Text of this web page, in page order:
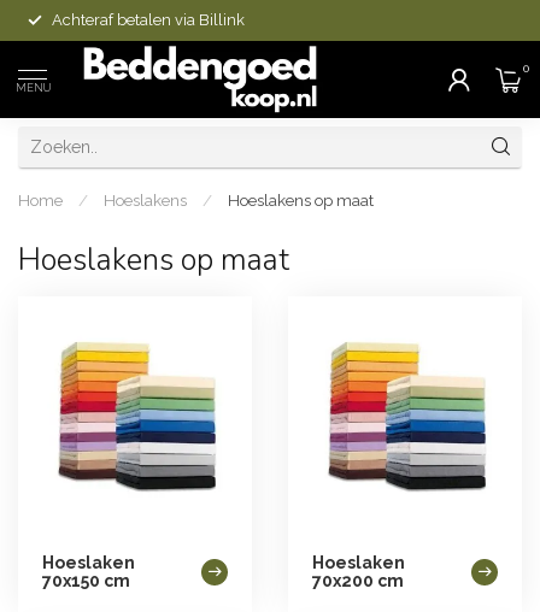
Achteraf betalen via Billink
MENU
0
Home / Hoeslakens / Hoeslakens op maat
Hoeslakens op maat
Hoeslaken
70x150 cm
Hoeslaken
70x200 cm